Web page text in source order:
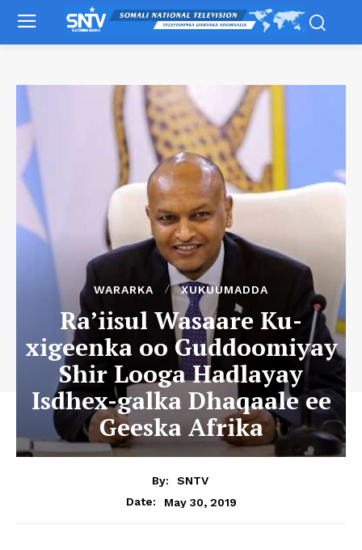
WARARKA XUKUUMADDA
Ra’iisul Wasaare Ku-
xigeenka oo Guddoomiyay
Shir Looga Hadlayay
Isdhex-galka Dhaqaale ee
Geeska Afrika
By:
SNTV
Date:
May 30, 2019